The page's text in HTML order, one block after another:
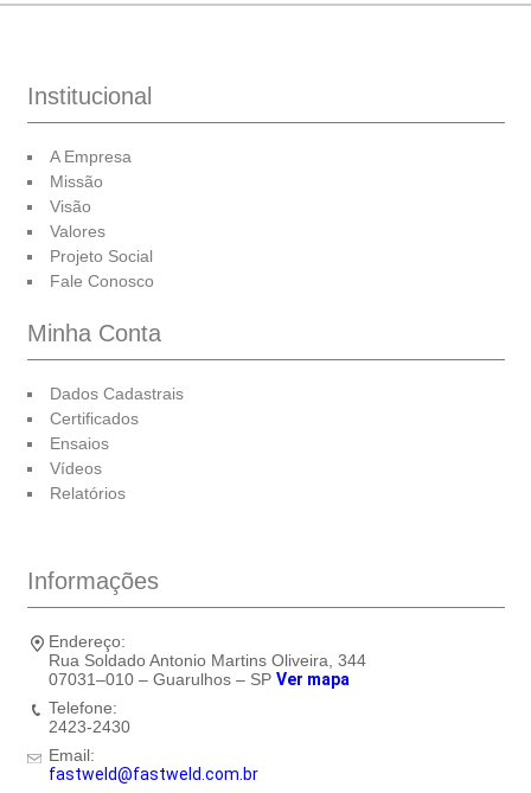
Institucional
A Empresa
Missão
Visão
Valores
Projeto Social
Fale Conosco
Minha Conta
Dados Cadastrais
Certificados
Ensaios
Vídeos
Relatórios
Informações
Endereço:
Rua Soldado Antonio Martins Oliveira, 344
07031–010 – Guarulhos – SP Ver mapa
Telefone:
2423-2430
Email:
fastweld@fastweld.com.br